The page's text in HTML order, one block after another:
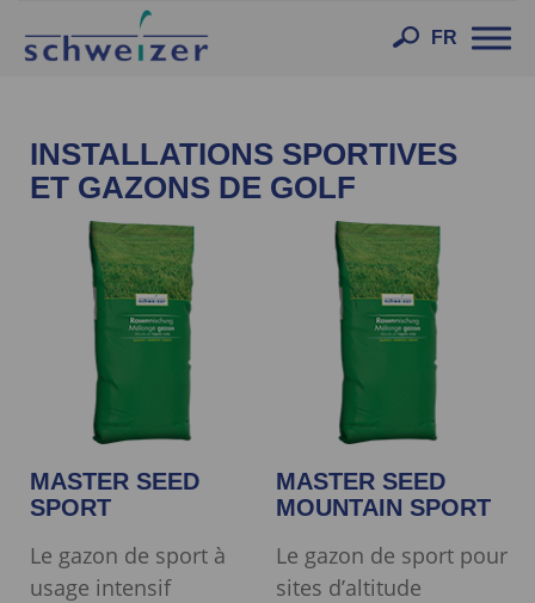
FR
INSTALLATIONS SPORTIVES
ET GAZONS DE GOLF
MASTER SEED
SPORT
Le gazon de sport à
usage intensif
MASTER SEED
MOUNTAIN SPORT
Le gazon de sport pour
sites d’altitude